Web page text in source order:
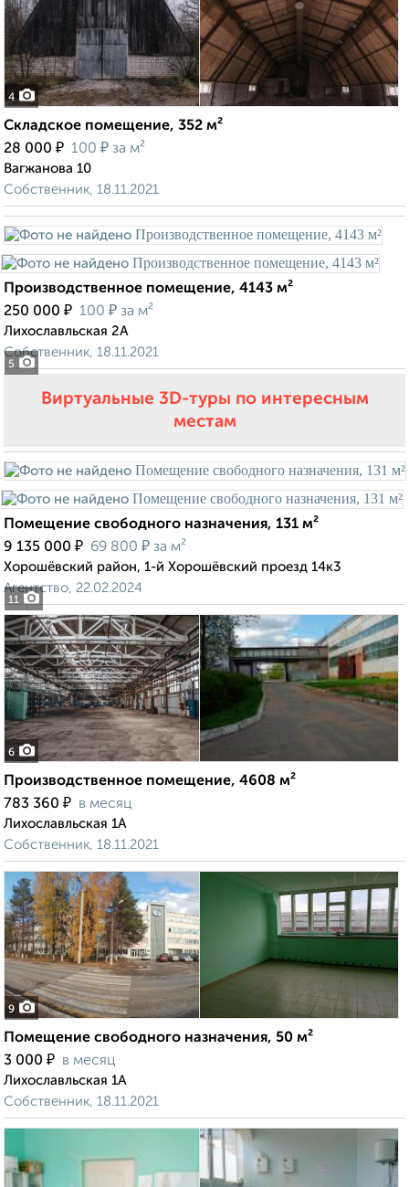
4
Складское помещение, 352 м²
28 000 ₽ 100 ₽ за м²
Вагжанова 10
Собственник, 18.11.2021
5
Производственное помещение, 4143 м²
250 000 ₽ 100 ₽ за м²
Лихославльская 2А
Собственник, 18.11.2021
Виртуальные 3D-туры по интересным
местам
11
Помещение свободного назначения, 131 м²
9 135 000 ₽ 69 800 ₽ за м²
Хорошёвский район, 1-й Хорошёвский проезд 14к3
Агентство, 22.02.2024
6
Производственное помещение, 4608 м²
783 360 ₽ в месяц
Лихославльская 1А
Собственник, 18.11.2021
9
Помещение свободного назначения, 50 м²
3 000 ₽ в месяц
Лихославльская 1А
Собственник, 18.11.2021